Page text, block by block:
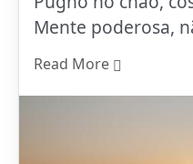
Mente poderosa,
Read More